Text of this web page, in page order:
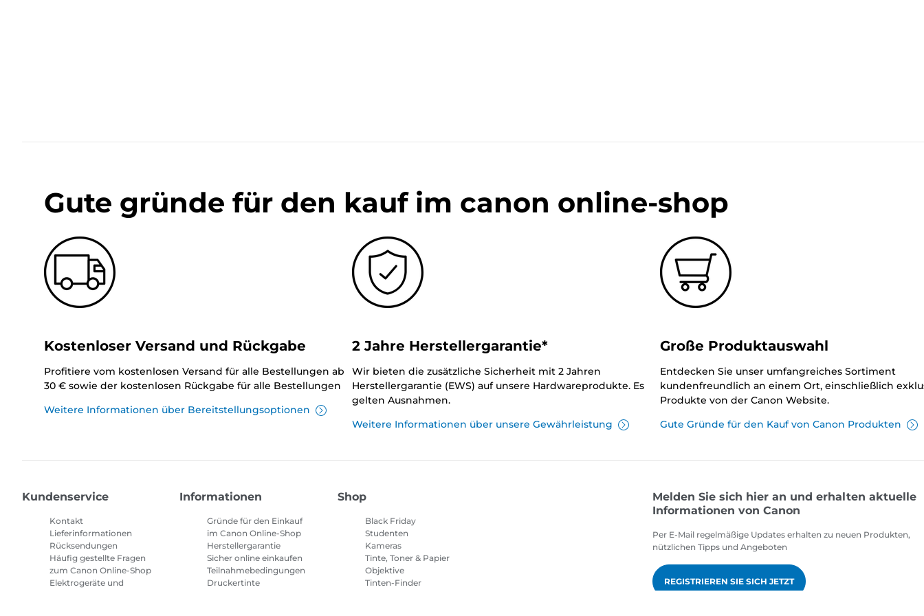
Gute gründe für den kauf im canon online-shop
Kostenloser Versand und Rückgabe
Profitiere vom kostenlosen Versand für alle Bestellungen ab
30 € sowie der kostenlosen Rückgabe für alle Bestellungen
Weitere Informationen über Bereitstellungsoptionen
2 Jahre Herstellergarantie*
Wir bieten die zusätzliche Sicherheit mit 2 Jahren
Herstellergarantie (EWS) auf unsere Hardwareprodukte. Es
gelten Ausnahmen.
Weitere Informationen über unsere Gewährleistung
Große Produktauswahl
Entdecken Sie unser umfangreiches Sortiment
kundenfreundlich an einem Ort, einschließlich
Produkte von der Canon Website.
Gute Gründe für den Kauf von Canon Produkten
Kundenservice
Kontakt
Lieferinformationen
Rücksendungen
Häufig gestellte Fragen
zum Canon Online-Shop
Elektrogeräte und
Informationen
Gründe für den Einkauf
im Canon Online-Shop
Herstellergarantie
Sicher online einkaufen
Teilnahmebedingungen
Druckertinte
Shop
Black Friday
Studenten
Kameras
Tinte, Toner & Papier
Objektive
Tinten-Finder
Melden Sie sich hier an und erhalten aktuelle
Informationen von Canon
Per E-Mail regelmäßige Updates erhalten zu neuen Produkten,
nützlichen Tipps und Angeboten
REGISTRIEREN SIE SICH JETZT